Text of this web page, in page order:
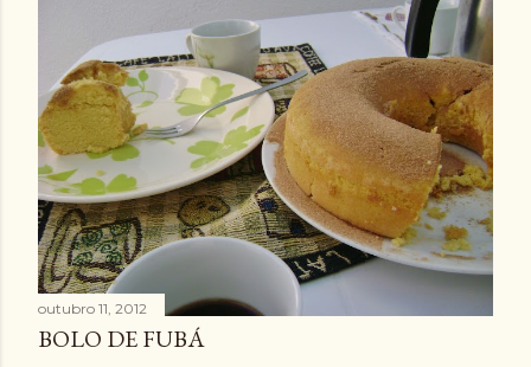
outubro 11, 2012
BOLO DE FUBÁ